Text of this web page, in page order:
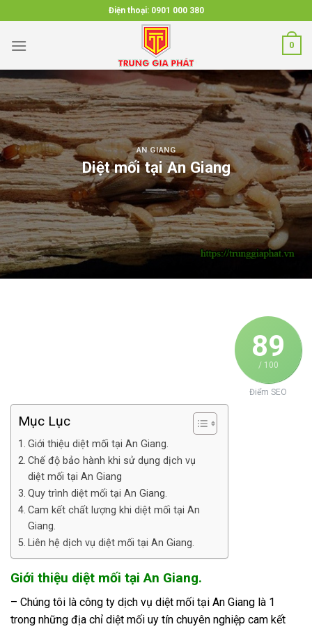
to
content
Điện thoại: 0901 000 380
0
AN GIANG
Diệt mối tại An Giang
89
/ 100
Điểm SEO
Mục Lục
Giới thiệu diệt mối tại An Giang.
Chế độ bảo hành khi sử dụng dịch vụ
diệt mối tại An Giang
Quy trình diệt mối tại An Giang.
Cam kết chất lượng khi diệt mối tại An
Giang.
Liên hệ dịch vụ diệt mối tại An Giang.
Giới thiệu diệt mối tại An Giang.
– Chúng tôi là công ty dịch vụ diệt mối tại An Giang là 1
trong những địa chỉ diệt mối uy tín chuyên nghiệp cam kết